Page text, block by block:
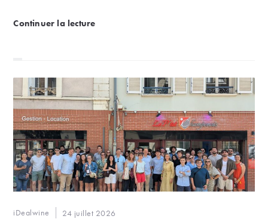
Continuer la lectureDisparition d’Emidio Pepe : les Abruzzes perdent
Auteur/autrice
iDealwine
Publication
24 juillet 2026